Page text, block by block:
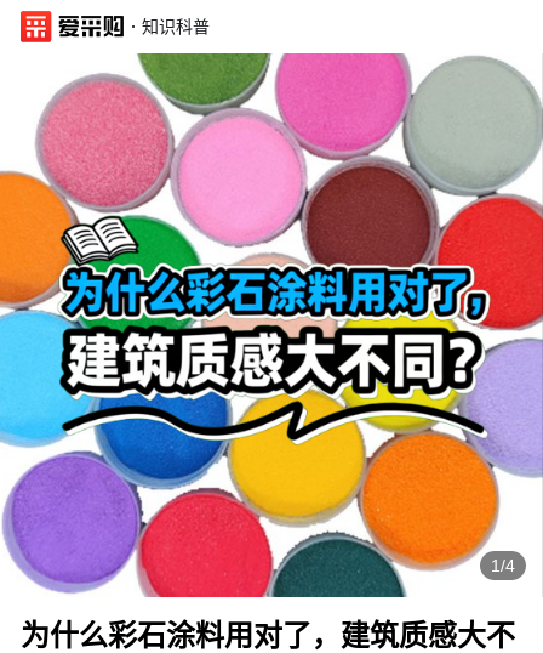
· 知识科普
1/4
为什么彩石涂料用对了，建筑质感大不